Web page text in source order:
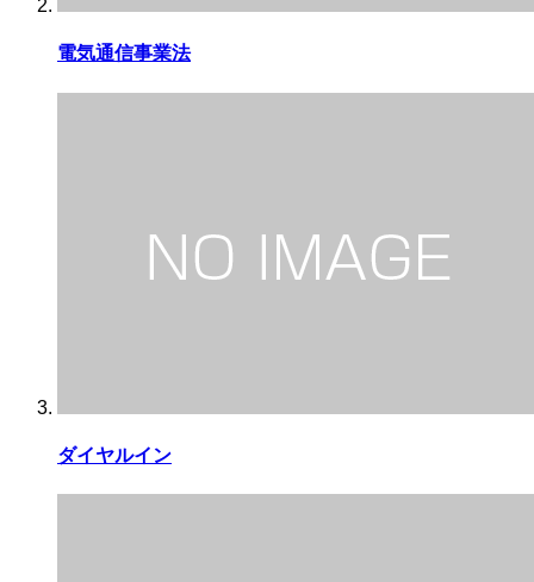
電気通信事業法
ダイヤルイン